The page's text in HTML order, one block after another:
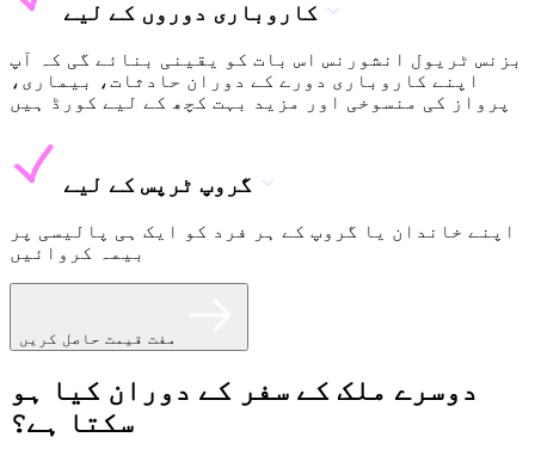
کاروباری دوروں کے لیے
بزنس ٹریول انشورنس اس بات کو یقینی بنائے گی کہ آپ
اپنے کاروباری دورے کے دوران حادثات، بیماری،
پرواز کی منسوخی اور مزید بہت کچھ کے لیے کورڈ ہیں
گروپ ٹرپس کے لیے
اپنے خاندان یا گروپ کے ہر فرد کو ایک ہی پالیسی پر
بیمہ کروائیں
مفت قیمت حاصل کریں
دوسرے ملک کے سفر کے دوران کیا ہو
سکتا ہے؟